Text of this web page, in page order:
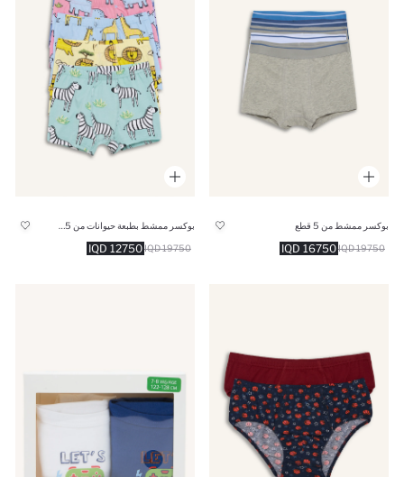
بوكسر ممشط من 5 قطع
16750 IQD 19750 IQD
12750 IQD 19750 IQD